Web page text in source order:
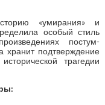
«умирания» и
особый стиль
постум-
хранит подтверждение
трагедии